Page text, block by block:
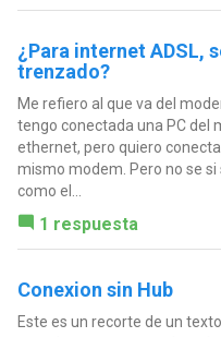
¿Para internet ADSL,
trenzado?
Me refiero al que va del
tengo conectada una PC del
ethernet, pero quiero
mismo modem. Pero no se
como el...
1 respuesta
Conexion sin Hub
Este es un recorte de un